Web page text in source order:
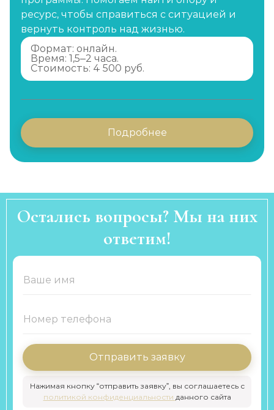
ресурс, чтобы справиться с ситуацией и
вернуть контроль над жизнью.
Формат: онлайн.
Время: 1,5–2 часа.
Стоимость: 4 500 руб.
Подробнее
Остались вопросы? Мы на них
ответим!
Отправить заявку
Нажимая кнопку “отправить заявку”, вы соглашаетесь с
политикой конфиденциальности данного сайта